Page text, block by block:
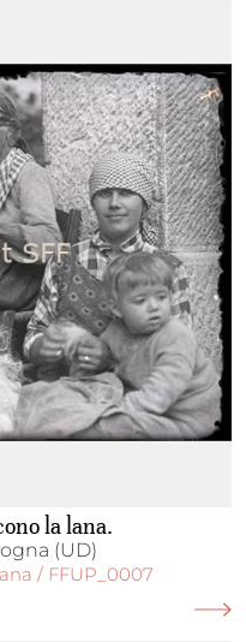
la lana.
(UD)
/ FFUP_0007